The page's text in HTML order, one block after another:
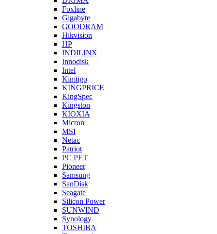
Foxline
Gigabyte
GOODRAM
Hikvision
HP
INDILINX
Innodisk
Intel
Kimtigo
KINGPRICE
KingSpec
Kingston
KIOXIA
Micron
MSI
Netac
Patriot
PC PET
Pioneer
Samsung
SanDisk
Seagate
Silicon Power
SUNWIND
Synology
TOSHIBA